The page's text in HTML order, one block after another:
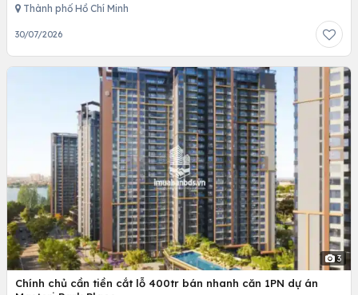
Thành phố Hồ Chí Minh
30/07/2026
3
Chính chủ cần tiền cắt lỗ 400tr bán nhanh căn 1PN dự án